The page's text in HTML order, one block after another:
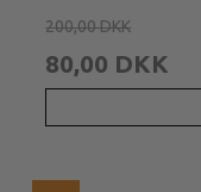
200,00 DKK
80,00 DKK